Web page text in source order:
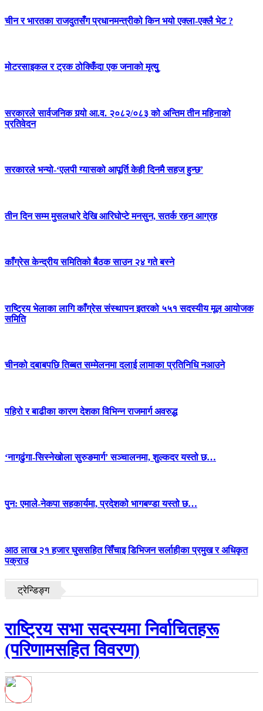
चीन र भारतका राजदुतसँग प्रधानमन्त्रीको किन भयो एक्ला-एक्लै भेट ?
मोटरसाइकल र ट्रक ठोक्किँदा एक जनाको मृत्युु
सरकारले सार्वजनिक गर्‍यो आ.व. २०८२/०८३ को अन्तिम तीन महिनाको
प्रतिवेदन
सरकारले भन्यो-‘एलपी ग्यासको आपूर्ति केही दिनमै सहज हुन्छ’
तीन दिन सम्म मुसलधारे देखि आरिघोप्टे मनसुन, सतर्क रहन आग्रह
काँग्रेस केन्द्रीय समितिको बैठक साउन २४ गते बस्ने
राष्ट्रिय भेलाका लागि काँग्रेस संस्थापन इतरको ५५१ सदस्यीय मूल आयोजक
समिति
चीनको दबाबपछि तिब्बत सम्मेलनमा दलाई लामाका प्रतिनिधि नआउने
पहिरो र बाढीका कारण देशका विभिन्न राजमार्ग अवरुद्ध
‘नागढुंगा-सिस्नेखोला सुरुङमार्ग’ सञ्चालनमा, शुल्कदर यस्तो छ…
पुन: एमाले-नेकपा सहकार्यमा, प्रदेशको भागबण्डा यस्तो छ…
आठ लाख २१ हजार घुससहित सिँचाइ डिभिजन सर्लाहीका प्रमुख र अधिकृत
पक्राउ
ट्रेन्डिङ्ग
राष्ट्रिय सभा सदस्यमा निर्वाचितहरू
(परिणामसहित विवरण)